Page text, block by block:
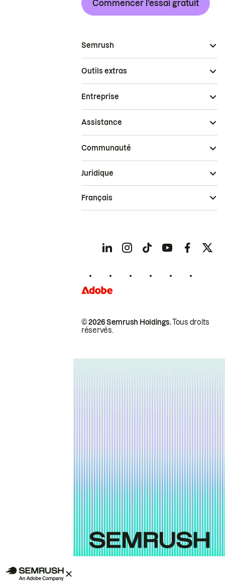
Commencer l’essai gratuit
Semrush
Outils extras
Entreprise
Assistance
Communauté
© 2026 Semrush Holdings.Tous droits
réservés.
Juridique
Français